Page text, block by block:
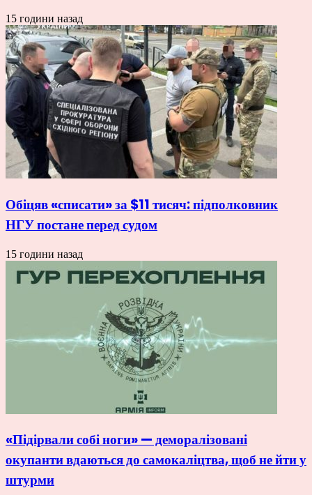
15 години назад
Обіцяв «списати» за $11 тисяч: підполковник
НГУ постане перед судом
15 години назад
«Підірвали собі ноги» — деморалізовані
окупанти вдаються до самокаліцтва, щоб не йти у
штурми